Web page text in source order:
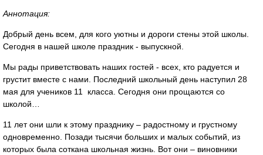
Аннотация:
Добрый день всем, для кого уютны и дороги стены этой школы.
Сегодня в нашей школе праздник - выпускной.
Мы рады приветствовать наших гостей - всех, кто радуется и
грустит вместе с нами. Последний школьный день наступил 28
мая для учеников 11 класса. Сегодня они прощаются со
школой…
11 лет они шли к этому празднику – радостному и грустному
одновременно. Позади тысячи больших и малых событий, из
которых была соткана школьная жизнь. Вот они – виновники